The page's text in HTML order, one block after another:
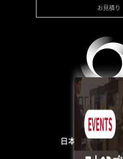
お見積り
日本3Dプリンタ